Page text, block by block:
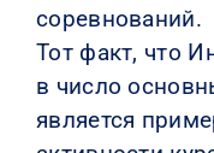
соревнований.
Тот факт, что
в число
является